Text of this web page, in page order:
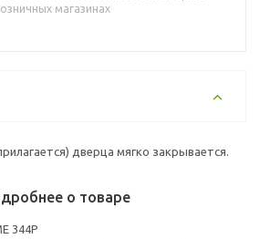
магазинах
дверца мягко закрывается.
о товаре
344P